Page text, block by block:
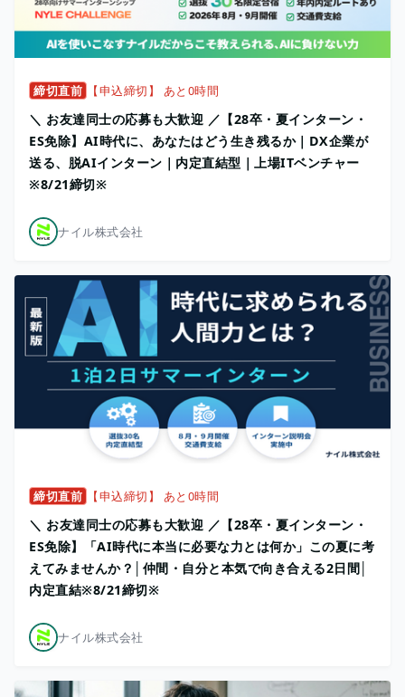
締切直前 【申込締切】 あと0時間
＼ お友達同士の応募も大歓迎 ／【28卒・夏インターン・
ES免除】AI時代に、あなたはどう生き残るか｜DX企業が
送る、脱AIインターン｜内定直結型｜上場ITベンチャー
※8/21締切※
ナイル株式会社
締切直前 【申込締切】 あと0時間
＼ お友達同士の応募も大歓迎 ／【28卒・夏インターン・
ES免除】「AI時代に本当に必要な力とは何か」この夏に考
えてみませんか？│仲間・自分と本気で向き合える2日間│
内定直結※8/21締切※
ナイル株式会社